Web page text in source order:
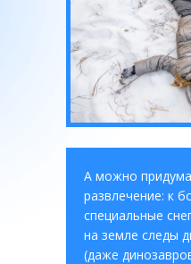
А можно
развлечение: к
специальные
на земле следы
(даже